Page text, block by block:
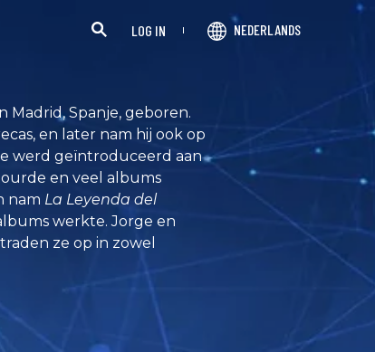
LOG IN NEDERLANDS
Madrid, Spanje, geboren.
en later nam hij ook op
werd geïntroduceerd aan
en veel albums
nam La Leyenda del
werkte. Jorge en
ze op in zowel